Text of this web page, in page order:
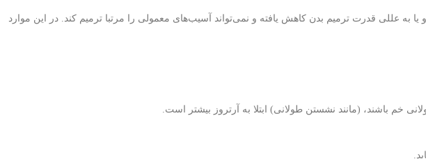
عللی قدرت ترمیم بدن کاهش یافته و نمی‌تواند آسیب‌های معمولی را مرتبا ترمیم کند. در این موارد
باشند، (مانند نشستن طولانی) ابتلا به آرتروز بیشتر است.